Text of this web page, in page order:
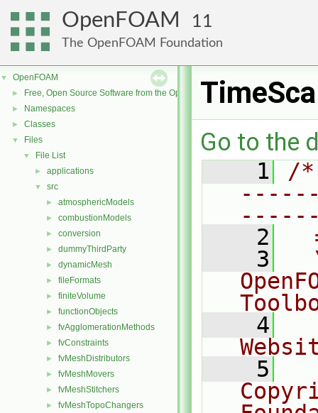
OpenFOAM 11
The OpenFOAM Foundation
▼ OpenFOAM
► Free, Open Source Software from the OpenFOAM Foundation
► Namespaces
► Classes
▼ Files
▼ File List
► applications
▼ src
► atmosphericModels
► combustionModels
► conversion
► dummyThirdParty
► dynamicMesh
► fileFormats
► finiteVolume
► functionObjects
► fvAgglomerationMethods
► fvConstraints
► fvMeshDistributors
► fvMeshMovers
► fvMeshStitchers
► fvMeshTopoChangers
Go to the
    1
/
    2
    3
    4
    5